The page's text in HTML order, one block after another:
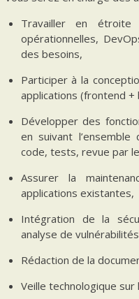
Travailler en étroite
opérationnelles,
des besoins,
Participer à la
applications (frontend +
Développer des
en suivant
code, tests, revue par
Assurer la
applications existantes,
Intégration de la
analyse de
Rédaction de la
Veille technologique